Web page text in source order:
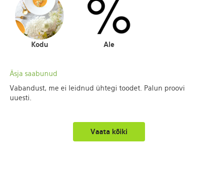
Kodu Ale
Äsja saabunud
Vabandust, me ei leidnud ühtegi toodet. Palun proovi
uuesti.
Vaata kõiki